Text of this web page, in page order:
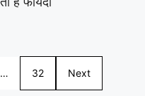
… 32 Next